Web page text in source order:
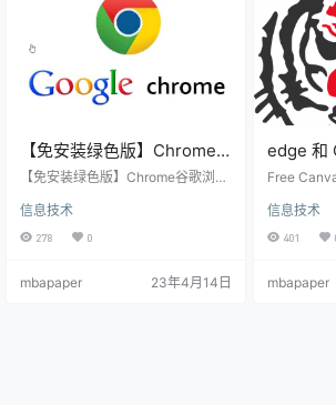
【免安装绿色版】Chrome
谷歌浏览器奶酪定制版111.0
111.0.5563.65
【免安装绿色版】Chrome谷歌浏览
111.0.5563.65 这个是绿色版本，
免安装的，解压后点图标【开
奶酪定制的，集成了一些扩展，也
信息技术
278 0
mbapaper 23年4月14日
edge 和
件 快速
Free
网站的高清
球项目地
输入
信息技术
401
mbapaper